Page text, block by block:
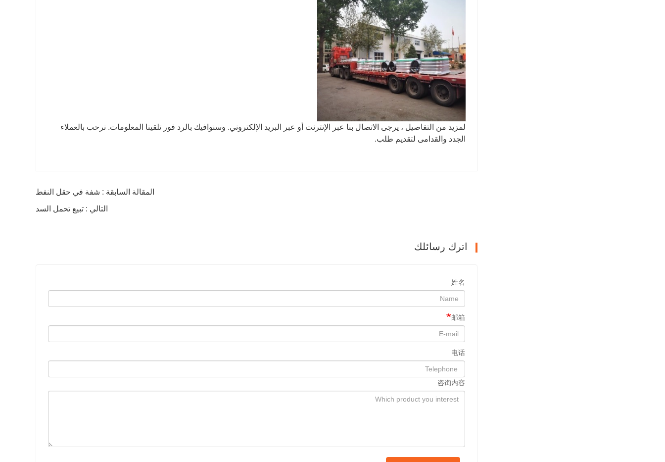
لمزيد من التفاصيل ، يرجى الاتصال بنا عبر الإنترنت أو عبر البريد الإلكتروني. وسنوافيك بالرد فور تلقينا المعلومات. نرحب بالعملاء
الجدد والقدامى لتقديم طلب.
المقالة السابقة : شفة في حقل النفط
التالي : تبيع تحمل السد
اترك رسائلك
姓名
邮箱
电话
咨询内容